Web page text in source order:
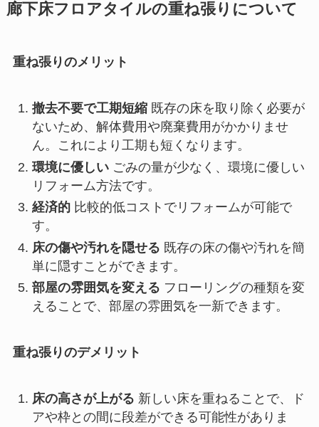
廊下床フロアタイルの重ね張りについて
重ね張りのメリット
撤去不要で工期短縮既存の床を取り除く必要が
ないため、解体費用や廃棄費用がかかりませ
ん。これにより工期も短くなります。
環境に優しいごみの量が少なく、環境に優しい
リフォーム方法です。
経済的比較的低コストでリフォームが可能で
す。
床の傷や汚れを隠せる 既存の床の傷や汚れを簡
単に隠すことができます。
部屋の雰囲気を変える フローリングの種類を変
えることで、部屋の雰囲気を一新できます。
重ね張りのデメリット
床の高さが上がる 新しい床を重ねることで、ド
アや枠との間に段差ができる可能性がありま